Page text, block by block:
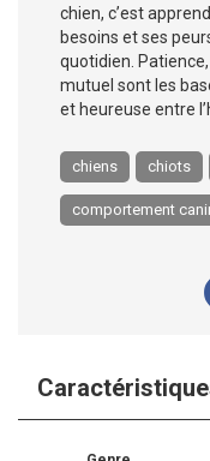
chien, c’est
besoins et ses
quotidien.
mutuel sont les
et heureuse entre
chiens chiots
comportement